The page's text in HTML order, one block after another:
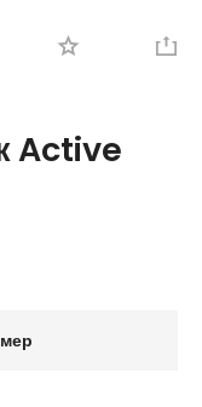
Active